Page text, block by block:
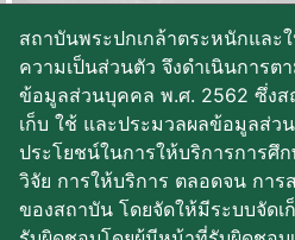
บันทึกข้
สถาบันพระปกเกล้าตระหนักและ
ความเป็นส่วนตัว จึงดำเนินการ
ข้อมูลส่วนบุคคล พ.ศ. 2562 ซึ่งส
เก็บ ใช้ และประมวลผลข้อมูลส่ว
ประโยชน์ในการให้บริการการศึ
วิจัย การให้บริการ ตลอดจน กา
ของสถาบัน โดยจัดให้มีระบบจัด